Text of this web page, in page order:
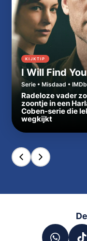
KIJKTIP
I Will Find You
Serie • Misdaad • IMDb
Radeloze vader
zoontje in een
Coben-serie die
wegkijkt